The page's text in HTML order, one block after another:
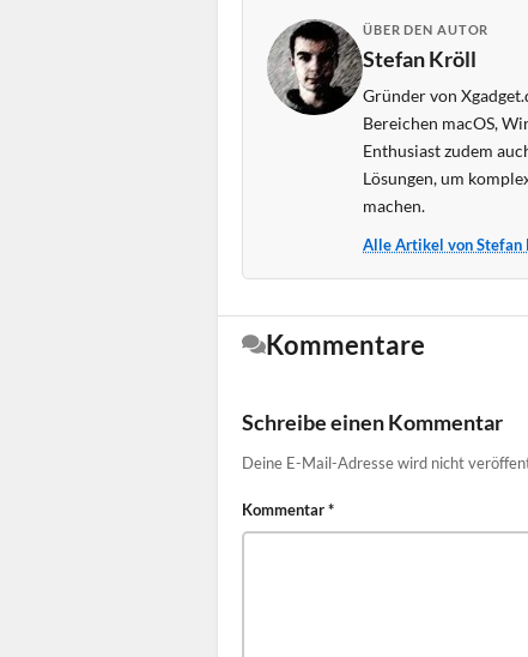
ÜBER DEN AUTOR
Stefan Kröll
Gründer von
Bereichen macOS,
Enthusiast zudem
Lösungen, um
machen.
Alle Artikel von
Kommentare
Schreibe einen Kommentar
Deine E-Mail-Adresse wird nicht
Kommentar*